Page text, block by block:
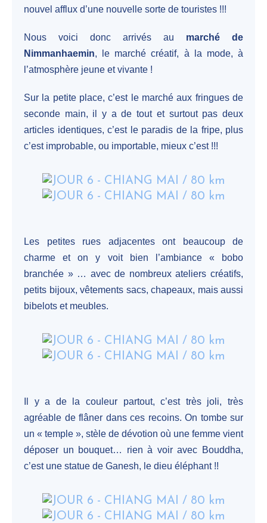
nouvel afflux d’une nouvelle sorte de touristes !!!
Nous voici donc arrivés au marché de
Nimmanhaemin, le marché créatif, à la mode, à
l’atmosphère jeune et vivante !
Sur la petite place, c’est le marché aux fringues de
seconde main, il y a de tout et surtout pas deux
articles identiques, c’est le paradis de la fripe, plus
c’est improbable, ou importable, mieux c’est !!!
Les petites rues adjacentes ont beaucoup de
charme et on y voit bien l’ambiance « bobo
branchée » … avec de nombreux ateliers créatifs,
petits bijoux, vêtements sacs, chapeaux, mais aussi
bibelots et meubles.
Il y a de la couleur partout, c’est très joli, très
agréable de flâner dans ces recoins. On tombe sur
un « temple », stèle de dévotion où une femme vient
déposer un bouquet… rien à voir avec Bouddha,
c’est une statue de Ganesh, le dieu éléphant !!